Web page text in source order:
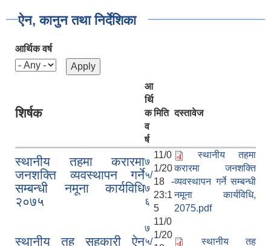
ऐन, कानुन तथा निर्देशिका
आर्थिक वर्ष
शिर्षक
आ
र्थि
क
व
र्ष
मिति दस्तावेज
स्थानीय तहमा करारमा
जनशक्ति व्यवस्थापन गर्ने
सम्बन्धी नमूना कार्यविधि
२०७५
७
५/
७
६
11/0
1/20
18 -
23:1
5
स्थानीय तहमा
करारमा जनशक्ति
व्यवस्थापन गर्ने सम्बन्धी
नमूना कार्यविधि,
2075.pdf
स्थानीय तह सहकारी ऐन
७
५/
11/0
1/20
स्थानीय तह